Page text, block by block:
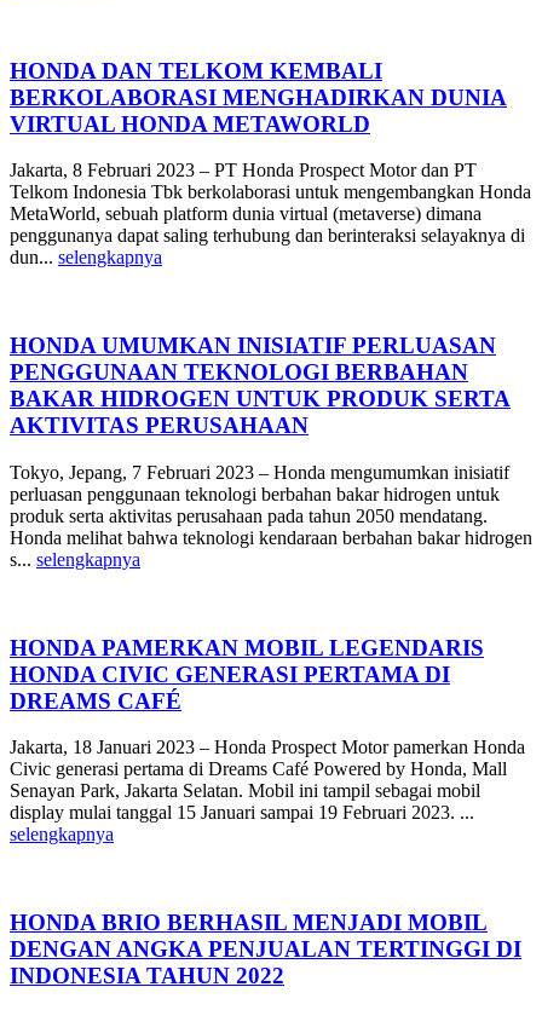
HONDA DAN TELKOM KEMBALI
BERKOLABORASI MENGHADIRKAN DUNIA
VIRTUAL HONDA METAWORLD
Jakarta, 8 Februari 2023 – PT Honda Prospect Motor dan PT
Telkom Indonesia Tbk berkolaborasi untuk mengembangkan Honda
MetaWorld, sebuah platform dunia virtual (metaverse) dimana
penggunanya dapat saling terhubung dan berinteraksi selayaknya di
dun... selengkapnya
HONDA UMUMKAN INISIATIF PERLUASAN
PENGGUNAAN TEKNOLOGI BERBAHAN
BAKAR HIDROGEN UNTUK PRODUK SERTA
AKTIVITAS PERUSAHAAN
Tokyo, Jepang, 7 Februari 2023 – Honda mengumumkan inisiatif
perluasan penggunaan teknologi berbahan bakar hidrogen untuk
produk serta aktivitas perusahaan pada tahun 2050 mendatang.
Honda melihat bahwa teknologi kendaraan berbahan bakar hidrogen
s... selengkapnya
HONDA PAMERKAN MOBIL LEGENDARIS
HONDA CIVIC GENERASI PERTAMA DI
DREAMS CAFÉ
Jakarta, 18 Januari 2023 – Honda Prospect Motor pamerkan Honda
Civic generasi pertama di Dreams Café Powered by Honda, Mall
Senayan Park, Jakarta Selatan. Mobil ini tampil sebagai mobil
display mulai tanggal 15 Januari sampai 19 Februari 2023. ...
selengkapnya
HONDA BRIO BERHASIL MENJADI MOBIL
DENGAN ANGKA PENJUALAN TERTINGGI DI
INDONESIA TAHUN 2022